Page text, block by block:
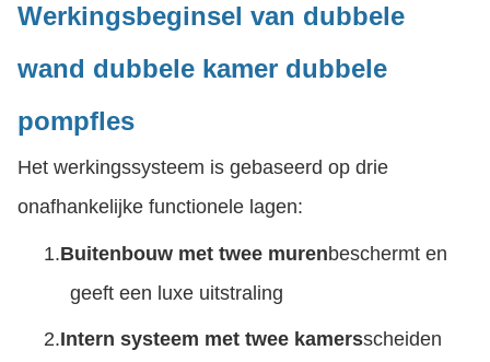
Werkingsbeginsel van dubbele
wand dubbele kamer dubbele
pompfles
Het werkingssysteem is gebaseerd op drie
onafhankelijke functionele lagen:
1.Buitenbouw met twee murenbeschermt en
geeft een luxe uitstraling
2.Intern systeem met twee kamersscheiden